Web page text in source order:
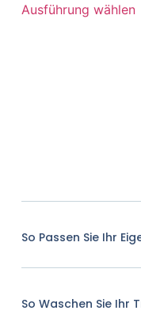
Ausführung wählen
So Passen Sie Ihr
So Waschen Sie Ihr